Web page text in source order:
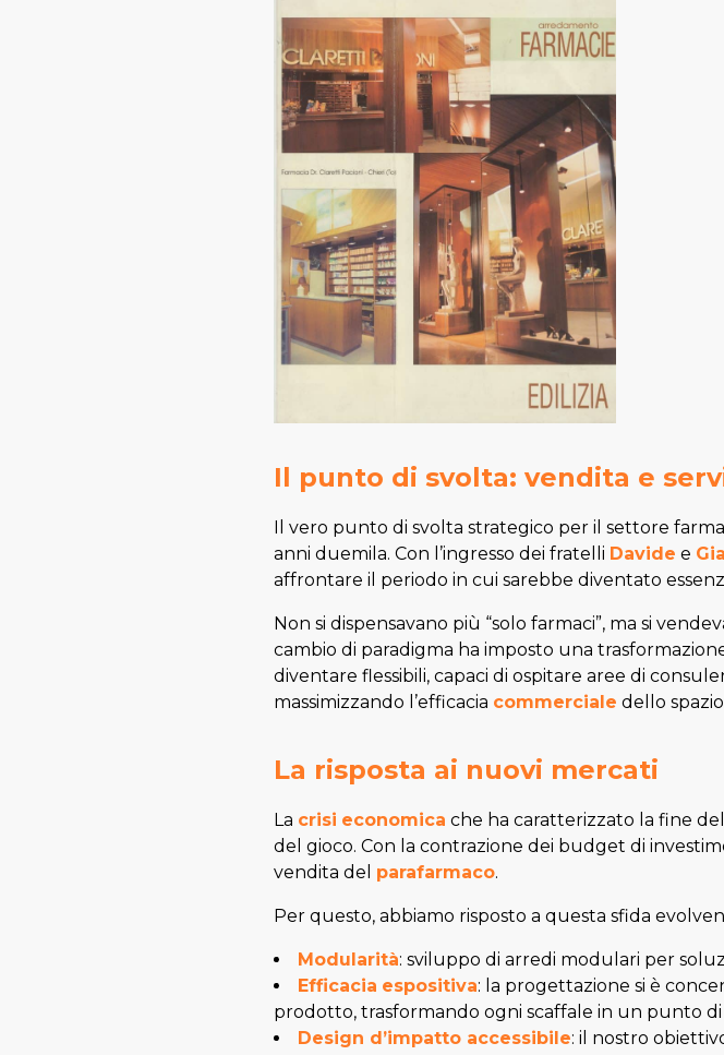
Il punto di svolta: vendita e
Il vero punto di svolta strategico per il settore
anni duemila. Con l’ingresso dei fratelli Davide e
affrontare il periodo in cui sarebbe diventato
Non si dispensavano più “solo farmaci”, ma si
cambio di paradigma ha imposto una
diventare flessibili, capaci di ospitare aree di
massimizzando l’efficacia commerciale dello
La risposta ai nuovi mercati
La crisi economica che ha caratterizzato la fine
del gioco. Con la contrazione dei budget di
vendita del parafarmaco.
Per questo, abbiamo risposto a questa sfida
Modularità: sviluppo di arredi modulari per
Efficacia espositiva: la progettazione si è
prodotto, trasformando ogni scaffale in un punto
Design d’impatto accessibile: il nostro